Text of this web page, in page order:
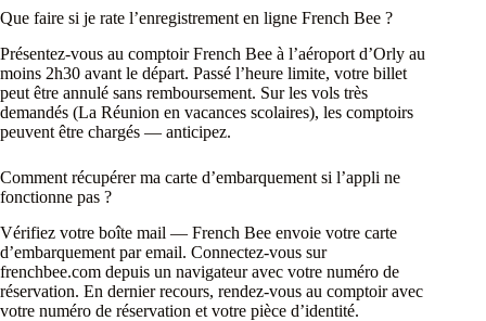
Que faire si je rate l’enregistrement en ligne French Bee ?
Présentez-vous au comptoir French Bee à l’aéroport d’Orly au
moins 2h30 avant le départ. Passé l’heure limite, votre billet
peut être annulé sans remboursement. Sur les vols très
demandés (La Réunion en vacances scolaires), les comptoirs
peuvent être chargés — anticipez.
Comment récupérer ma carte d’embarquement si l’appli ne
fonctionne pas ?
Vérifiez votre boîte mail — French Bee envoie votre carte
d’embarquement par email. Connectez-vous sur
frenchbee.com depuis un navigateur avec votre numéro de
réservation. En dernier recours, rendez-vous au comptoir avec
votre numéro de réservation et votre pièce d’identité.